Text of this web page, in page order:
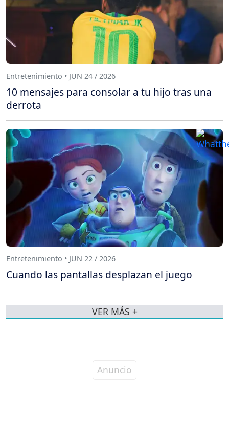
Entretenimiento • JUN 24 / 2026
10 mensajes para consolar a tu hijo tras una
derrota
Entretenimiento • JUN 22 / 2026
Cuando las pantallas desplazan el juego
VER MÁS +